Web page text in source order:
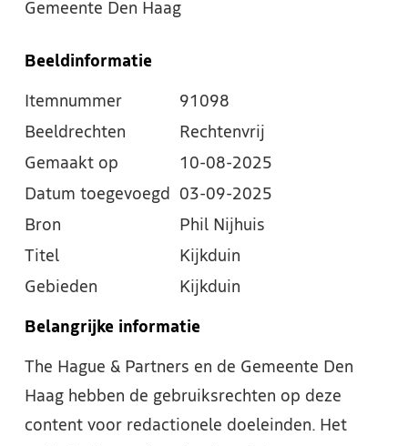
Gemeente Den Haag
Beeldinformatie
Itemnummer
91098
Beeldrechten
Rechtenvrij
Gemaakt op
10-08-2025
Datum toegevoegd
03-09-2025
Bron
Phil Nijhuis
Titel
Kijkduin
Gebieden
Kijkduin
Belangrijke informatie
The Hague & Partners en de Gemeente Den
Haag hebben de gebruiksrechten op deze
content voor redactionele doeleinden. Het